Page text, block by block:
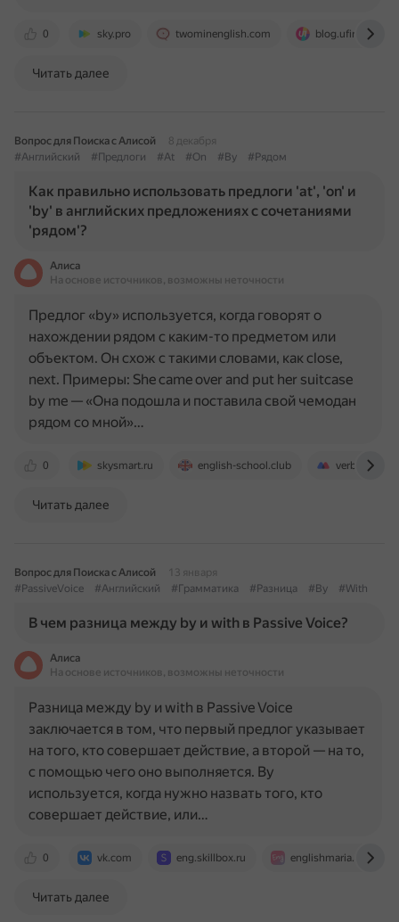
0 sky.pro twominenglish.com blog.ufirst.ru
Читать далее
Вопрос для Поиска с Алисой
8 декабря
#Английский
#Предлоги #At #On #By #Рядом
Как правильно использовать предлоги 'at', 'on' и
'by' в английских предложениях с сочетаниями
'рядом'?
Алиса
На основе источников, возможны неточности
0 skysmart.ru english-school.club verb.ru
Предлог «by» используется, когда говорят о
нахождении рядом с каким-то предметом или
объектом. Он схож с такими словами, как close,
next. Примеры: She came over and put her suitcase
by me — «Она подошла и поставила свой чемодан
рядом со мной»…
Читать далее
Вопрос для Поиска с Алисой
13 января
#PassiveVoice
#Английский #Грамматика #Разница #By #With
В чем разница между by и with в Passive Voice?
Алиса
На основе источников, возможны неточности
0 vk.com eng.skillbox.ru englishmaria.com
Разница между by и with в Passive Voice
заключается в том, что первый предлог указывает
на того, кто совершает действие, а второй — на то,
с помощью чего оно выполняется. By
используется, когда нужно назвать того, кто
совершает действие, или…
Читать далее